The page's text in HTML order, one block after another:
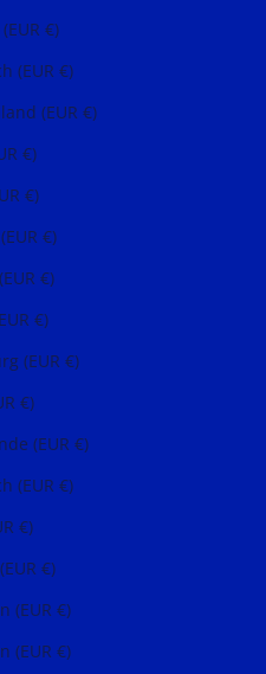
Finnland (EUR €)
Frankreich (EUR €)
Griechenland (EUR €)
Irland (EUR €)
Italien (EUR €)
Kroatien (EUR €)
Lettland (EUR €)
Litauen (EUR €)
Luxemburg (EUR €)
Malta (EUR €)
Niederlande (EUR €)
Österreich (EUR €)
Polen (EUR €)
Portugal (EUR €)
Rumänien (EUR €)
Schweden (EUR €)